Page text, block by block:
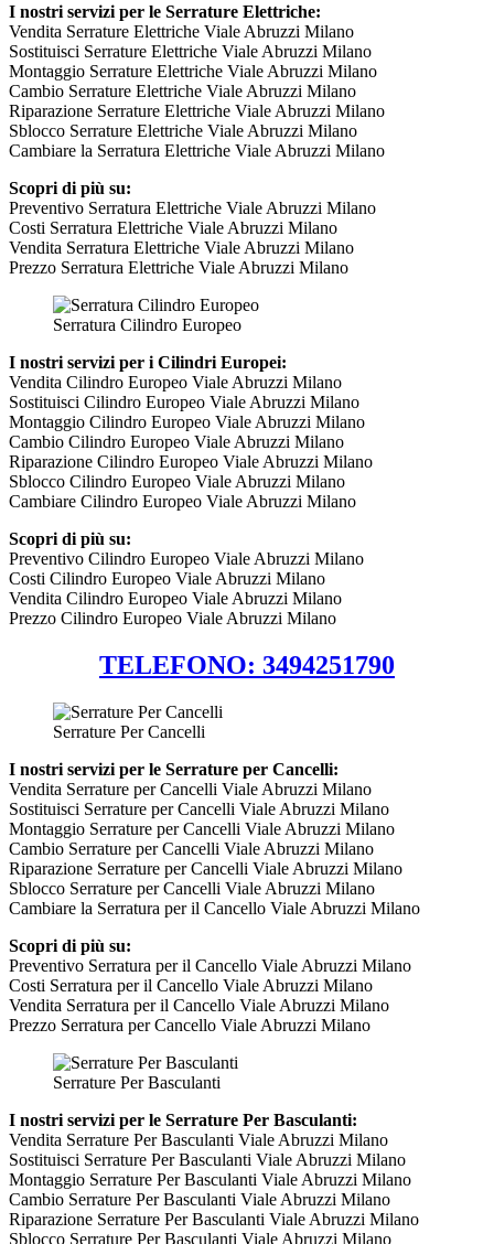
I nostri servizi per le Serrature Elettriche:
Vendita Serrature Elettriche Viale Abruzzi Milano
Sostituisci Serrature Elettriche Viale Abruzzi Milano
Montaggio Serrature Elettriche Viale Abruzzi Milano
Cambio Serrature Elettriche Viale Abruzzi Milano
Riparazione Serrature Elettriche Viale Abruzzi Milano
Sblocco Serrature Elettriche Viale Abruzzi Milano
Cambiare la Serratura Elettriche Viale Abruzzi Milano
Scopri di più su:
Preventivo Serratura Elettriche Viale Abruzzi Milano
Costi Serratura Elettriche Viale Abruzzi Milano
Vendita Serratura Elettriche Viale Abruzzi Milano
Prezzo Serratura Elettriche Viale Abruzzi Milano
Serratura Cilindro Europeo
I nostri servizi per i Cilindri Europei:
Vendita Cilindro Europeo Viale Abruzzi Milano
Sostituisci Cilindro Europeo Viale Abruzzi Milano
Montaggio Cilindro Europeo Viale Abruzzi Milano
Cambio Cilindro Europeo Viale Abruzzi Milano
Riparazione Cilindro Europeo Viale Abruzzi Milano
Sblocco Cilindro Europeo Viale Abruzzi Milano
Cambiare Cilindro Europeo Viale Abruzzi Milano
Scopri di più su:
Preventivo Cilindro Europeo Viale Abruzzi Milano
Costi Cilindro Europeo Viale Abruzzi Milano
Vendita Cilindro Europeo Viale Abruzzi Milano
Prezzo Cilindro Europeo Viale Abruzzi Milano
TELEFONO: 3494251790
Serrature Per Cancelli
I nostri servizi per le Serrature per Cancelli:
Vendita Serrature per Cancelli Viale Abruzzi Milano
Sostituisci Serrature per Cancelli Viale Abruzzi Milano
Montaggio Serrature per Cancelli Viale Abruzzi Milano
Cambio Serrature per Cancelli Viale Abruzzi Milano
Riparazione Serrature per Cancelli Viale Abruzzi Milano
Sblocco Serrature per Cancelli Viale Abruzzi Milano
Cambiare la Serratura per il Cancello Viale Abruzzi Milano
Scopri di più su:
Preventivo Serratura per il Cancello Viale Abruzzi Milano
Costi Serratura per il Cancello Viale Abruzzi Milano
Vendita Serratura per il Cancello Viale Abruzzi Milano
Prezzo Serratura per Cancello Viale Abruzzi Milano
Serrature Per Basculanti
I nostri servizi per le Serrature Per Basculanti:
Vendita Serrature Per Basculanti Viale Abruzzi Milano
Sostituisci Serrature Per Basculanti Viale Abruzzi Milano
Montaggio Serrature Per Basculanti Viale Abruzzi Milano
Cambio Serrature Per Basculanti Viale Abruzzi Milano
Riparazione Serrature Per Basculanti Viale Abruzzi Milano
Sblocco Serrature Per Basculanti Viale Abruzzi Milano